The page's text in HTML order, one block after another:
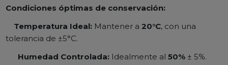
Condiciones óptimas de conservación:
Temperatura Ideal: Mantener a 20°C, con una
tolerancia de ±5°C.
Humedad Controlada: Idealmente al50% ± 5%.